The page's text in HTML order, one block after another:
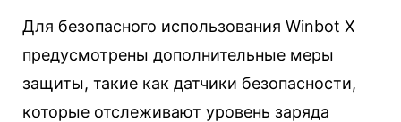
Для безопасного использования Winbot X
предусмотрены дополнительные меры
защиты, такие как датчики безопасности,
которые отслеживают уровень заряда